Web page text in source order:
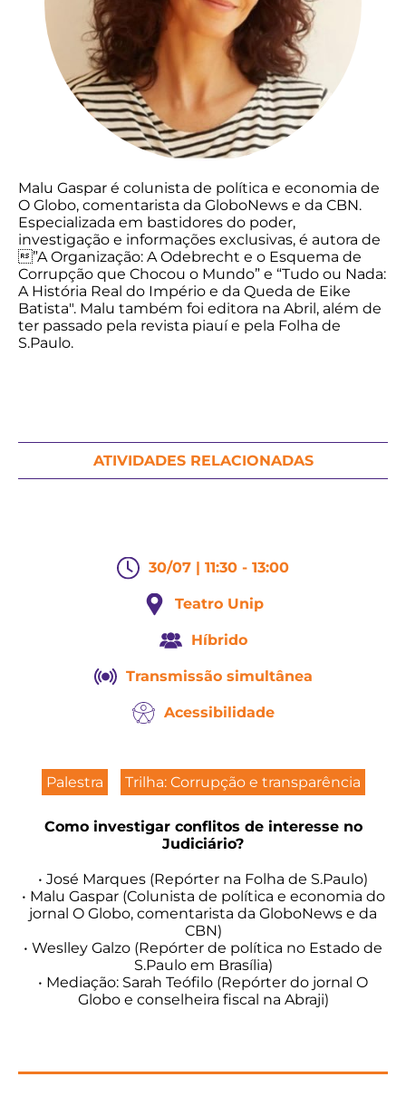
Malu Gaspar é colunista de política e economia de
O Globo, comentarista da GloboNews e da CBN.
Especializada em bastidores do poder,
investigação e informações exclusivas, é autora de
”A Organização: A Odebrecht e o Esquema de
Corrupção que Chocou o Mundo” e “Tudo ou Nada:
A História Real do Império e da Queda de Eike
Batista". Malu também foi editora na Abril, além de
ter passado pela revista piauí e pela Folha de
S.Paulo.
ATIVIDADES RELACIONADAS
30/07 | 11:30 - 13:00
Teatro Unip
Híbrido
Transmissão simultânea
Acessibilidade
Palestra Trilha: Corrupção e transparência
Como investigar conflitos de interesse no
Judiciário?
• José Marques (Repórter na Folha de S.Paulo)
• Malu Gaspar (Colunista de política e economia do
jornal O Globo, comentarista da GloboNews e da
CBN)
• Weslley Galzo (Repórter de política no Estado de
S.Paulo em Brasília)
• Mediação: Sarah Teófilo (Repórter do jornal O
Globo e conselheira fiscal na Abraji)